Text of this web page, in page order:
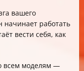
вашего
начинает работать
вести себя, как
всем моделям —